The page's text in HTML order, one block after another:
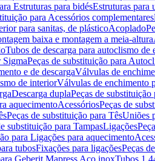
Estruturas para bidésEstruturas para
para Acessórios complementares
para sanitas, de plásticoAcoplado
baixa e montagem a meia-altura
Tubos de descarga para autoclismo de
Peças de substituição para
e de descargaVálvulas de
de interiorVálvulas de enchimento
Descarga duplaPeças de
aquecimentoAcessóriosPeças de
Peças de substituição para TêsUniões
substituição para TampasLigações
para Ligações para aquecimento
tubosFixações para ligaçõesPeças
Geberit Mapress Aço inoxTubos